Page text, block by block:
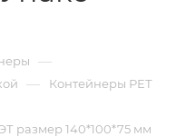
—
— Контейнеры РЕТ
размер 140*100*75 мм